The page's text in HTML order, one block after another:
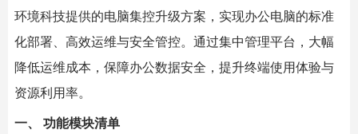
关于我们
环境科技提供的电脑集控升级方案，实现办公电脑的标准
化部署、高效运维与安全管控。通过集中管理平台，大幅
降低运维成本，保障办公数据安全，提升终端使用体验与
资源利用率。
一、 功能模块清单